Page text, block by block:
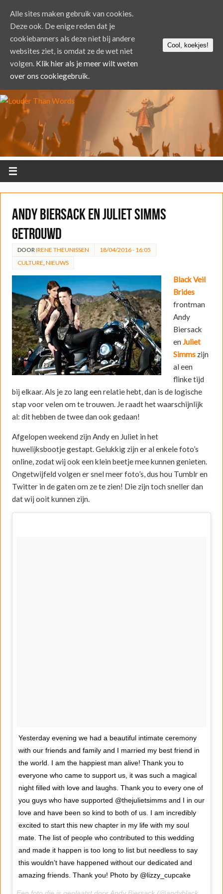
Andy Biersack en Juliet Simms
getrouwd
DOOR IRENE THEUNISSEN
18/04/2016 - 16:05
CULTURE NIEUWS
Black Veil
Brides
frontman
Andy
Biersack
en Juliet
Simmszijn
al een
flinke tijd
bij elkaar. Als je zo lang een relatie hebt, dan is de logische
stap voor velen om te trouwen. Je raadt het waarschijnlijk
al: dit hebben de twee dan ook gedaan!
Afgelopen weekend zijn Andy en Juliet in het
huwelijksbootje gestapt. Gelukkig zijn er al enkele foto’s
online, zodat wij ook een klein beetje mee kunnen genieten.
Ongetwijfeld volgen er snel meer foto’s, dus hou Tumblr en
Twitter in de gaten om ze te zien! Die zijn toch sneller dan
dat wij ooit kunnen zijn.
Yesterday evening we had a beautiful intimate ceremony
with our friends and family and I married my best friend in
the world. I am the happiest man alive! Thank you to
everyone who came to support us, it was such a magical
night filled with love and laughs. Thank you to every one of
you guys who have supported @thejulietsimms and I in our
love and have been so kind to both of us. I am incredibly
excited to start this new chapter in my life with my soul
mate. The list of people who contributed to this wedding
and made it happen is too long to list but needless to say
this wouldn’t have happened without our dedicated and
amazing friends. Thank you! Photo by @lizzy_cupcake
Alle sites maken gebruik van cookies.
Deze ook. De enige reden dat je
cookiebanners als deze niet bij andere
websites ziet, is omdat ze de wet niet
volgen. Klik hier als je meer wilt weten
over ons cookiegebruik.
Cool, koekjes!